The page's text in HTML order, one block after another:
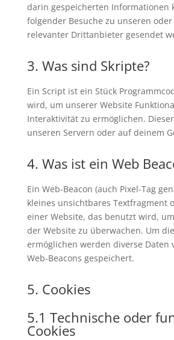
darin gespeicherten Informationen
folgender Besuche zu unseren
relevanter Drittanbieter gesendet
3. Was sind Skripte?
Ein Script ist ein Stück
wird, um unserer Website
Interaktivität zu ermöglichen.
unseren Servern oder auf deinem
4. Was ist ein Web
Ein Web-Beacon (auch Pixel-Tag
kleines unsichtbares Textfragment
einer Website, das benutzt wird,
der Website zu überwachen. Um
ermöglichen werden diverse Daten
Web-Beacons gespeichert.
5. Cookies
5.1 Technische oder
Cookies